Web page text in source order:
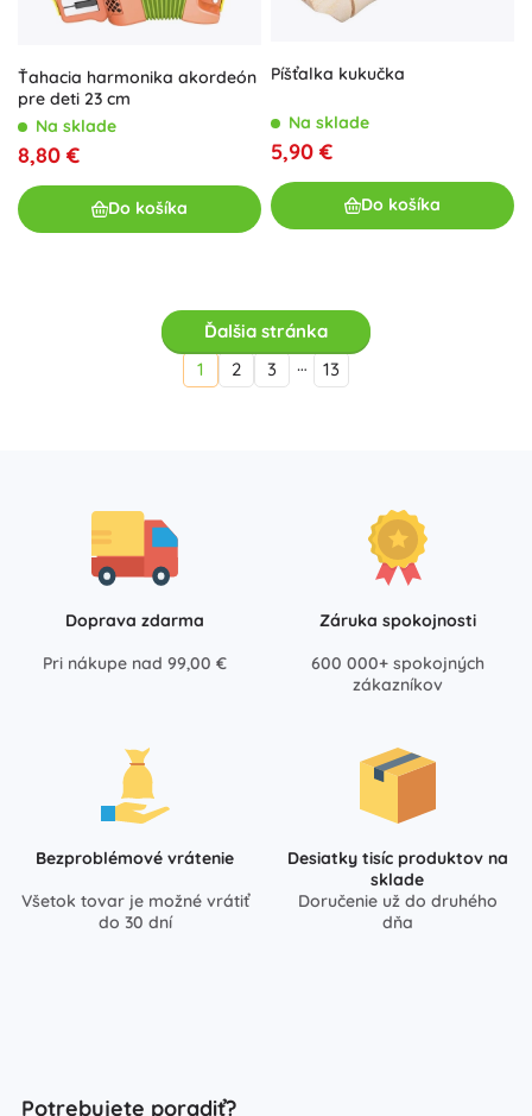
Ťahacia harmonika akordeón
pre deti 23 cm
Na sklade
8,80 €
Do košíka
Píšťalka kukučka
Na sklade
5,90 €
Do košíka
Ďalšia stránka
1
2 3 … 13
Doprava zdarma
Pri nákupe nad 99,00 €
Záruka spokojnosti
600 000+ spokojných
zákazníkov
Bezproblémové vrátenie
Všetok tovar je možné vrátiť
do 30 dní
Desiatky tisíc produktov na
sklade
Doručenie už do druhého
dňa
Potrebujete poradiť?